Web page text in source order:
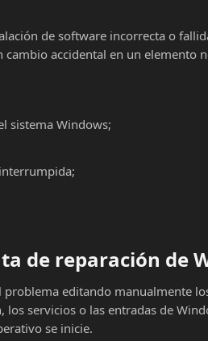
de software incorrecta o
accidental en un elemento
sistema Windows;
de reparación de
editando manualmente
servicios o las entradas de
se inicie.